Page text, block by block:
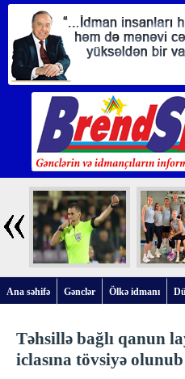
Ana səhifə Gənclər Ölkə idmanı
Təhsillə bağlı qanun
iclasına tövsiyə olunub